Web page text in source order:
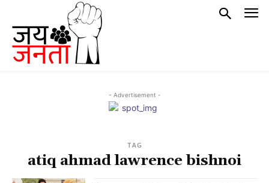
- Advertisement -
TAG
atiq ahmad lawrence bishnoi